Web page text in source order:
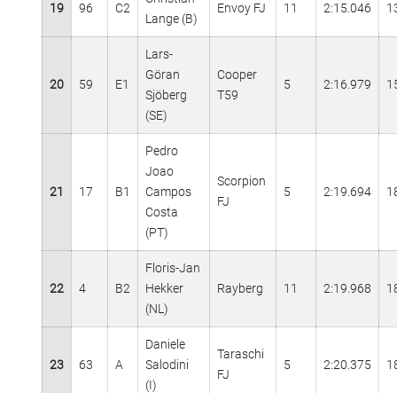
19 96 C2
Lange (B)
Envoy FJ 11 2:15.046
20 59 E1
Lars-
Göran
Sjöberg
(SE)
Cooper
T59
5 2:16.979
21 17 B1
Pedro
Joao
Campos
Costa
(PT)
Scorpion
FJ
5 2:19.694
22 4 B2
Floris-Jan
Hekker
(NL)
Rayberg 11 2:19.968
23 63 A
Daniele
Salodini
(I)
Taraschi
FJ
5 2:20.375